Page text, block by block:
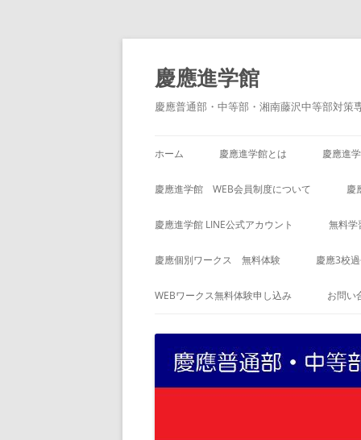
コ
テ
ン
ツ
へ
ス
慶應進学館
慶應普通部・中等部・湘南藤沢中等部対
ホーム 慶應進学館とは 慶應進
慶應進学館 WEB会員制度について 慶
慶應進学館 LINE公式アカウント 無料学
慶應個別ワークス 無料体験 慶應3校
WEBワークス無料体験申し込み お問い